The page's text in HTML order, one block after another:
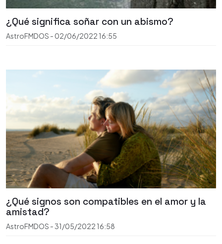
¿Qué significa soñar con un abismo?
AstroFMDOS - 02/06/2022 16:55
¿Qué signos son compatibles en el amor y la
amistad?
AstroFMDOS -31/05/2022 16:58